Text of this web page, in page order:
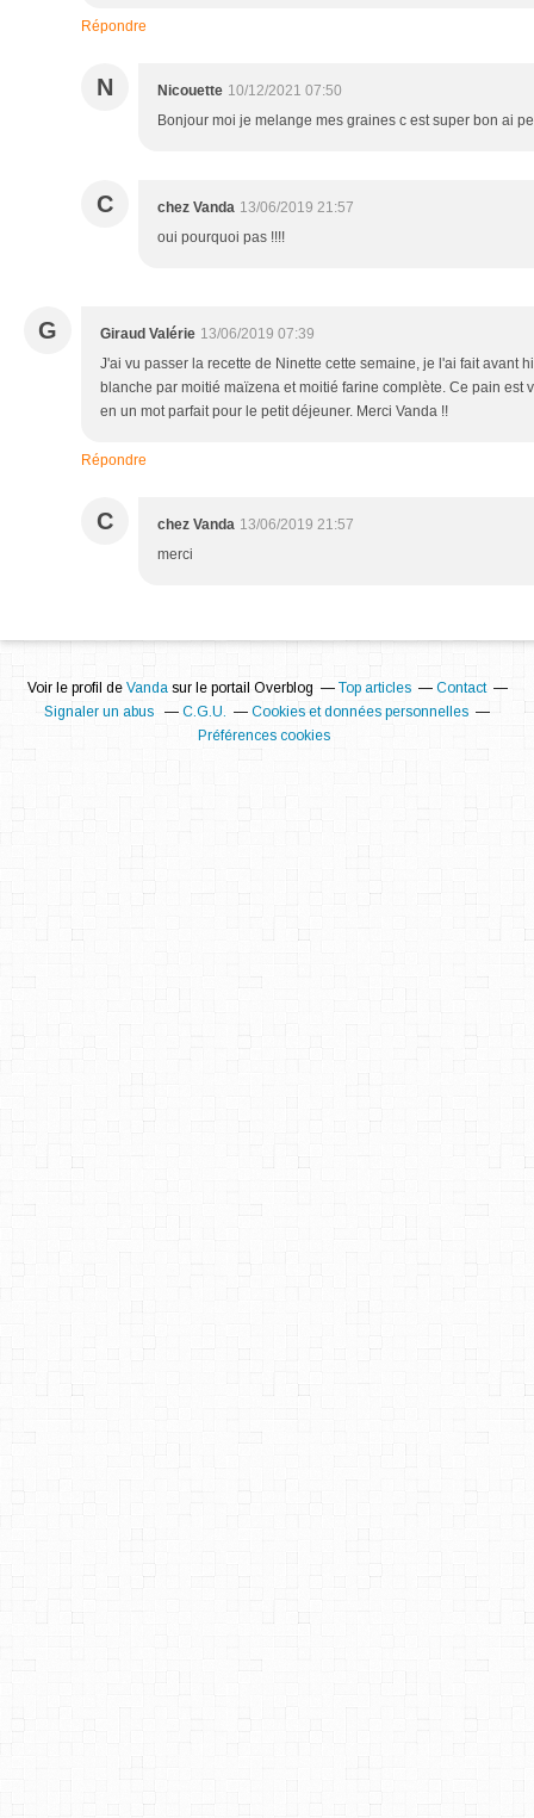
Répondre
N Nicouette 10/12/2021 07:50
Bonjour moi je melange mes graines c est super bon ai
C chez Vanda 13/06/2019 21:57
oui pourquoi pas !!!!
G Giraud Valérie 13/06/2019 07:39
J'ai vu passer la recette de Ninette cette semaine, je l'ai fait avant
blanche par moitié maïzena et moitié farine complète. Ce pain est
en un mot parfait pour le petit déjeuner. Merci Vanda !!
Répondre
C chez Vanda 13/06/2019 21:57
merci
Voir le profil de Vanda sur le portail Overblog Top articles
Contact
Signaler un abus
C.G.U.
Cookies et données personnelles
Préférences cookies